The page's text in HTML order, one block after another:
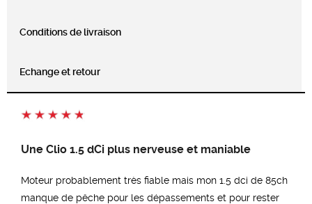
Conditions de livraison
Echange et retour
Une Clio 1.5 dCi plus nerveuse et maniable
Moteur probablement très fiable mais mon 1.5 dci de 85ch
manque de pêche pour les dépassements et pour rester